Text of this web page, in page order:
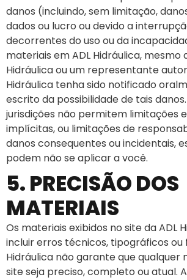
danos (incluindo, sem limitação,
dados ou lucro ou devido a
decorrentes do uso ou da
materiais em ADL Hidráulica, mesmo
Hidráulica ou um representante
Hidráulica tenha sido notificado
escrito da possibilidade de tais
jurisdições não permitem limitações
implícitas, ou limitações de
danos consequentes ou incidentais,
podem não se aplicar a você.
5. PRECISÃO DOS
MATERIAIS
Os materiais exibidos no site da ADL
incluir erros técnicos, tipográficos ou
Hidráulica não garante que qualquer
site seja preciso, completo ou atual.